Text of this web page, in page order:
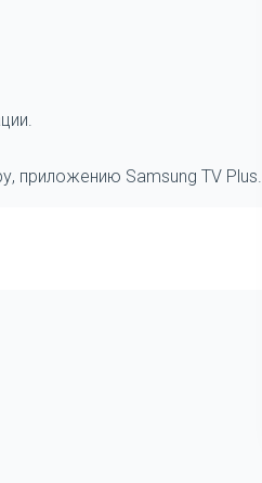
приложению Samsung TV Plus.